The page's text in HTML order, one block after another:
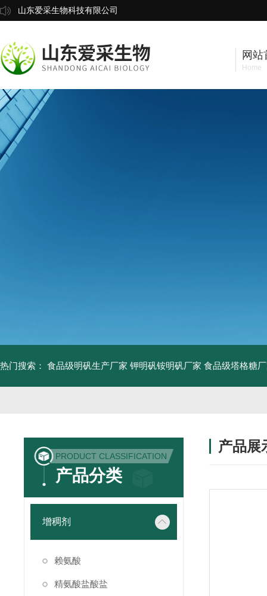
山东爱采生物科技有限公司
网站
Home
热门搜索： 食品级明矾生产厂家 钾明矾铵明矾厂家 食品级塔格糖
PRODUCT CLASSIFICATION
产品分类
增稠剂
赖氨酸
精氨酸盐酸盐
产品展